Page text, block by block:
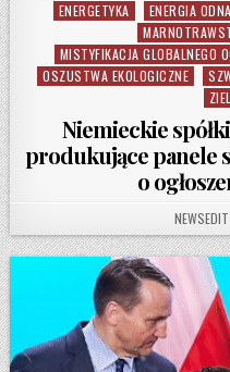
Posted in
ENERGETYKA ENERGIA
MISTYFIKACJA GLOBALNEGO
OSZUSTWA EKOLOGICZNE
Niemieckie
produkujące panele
o
AUTHOR:
NEWSEDIT